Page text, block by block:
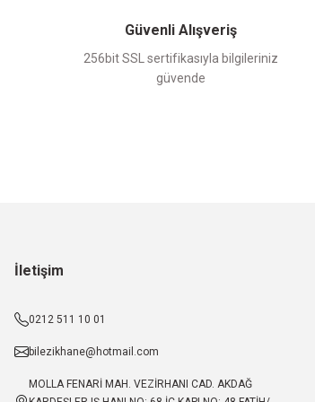
Güvenli Alışveriş
256bit SSL sertifikasıyla bilgileriniz
güvende
İletişim
0212 511 10 01
bilezikhane@hotmail.com
MOLLA FENARİ MAH. VEZİRHANI CAD. AKDAĞ